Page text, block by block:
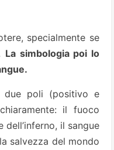
specialmente se
La simbologia poi lo
poli (positivo e
il fuoco
il sangue
salvezza del mondo